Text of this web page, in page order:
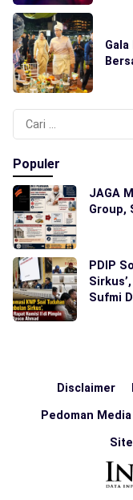
Gala
Cari
untuk:
Populer
JAGA
Group,
PDIP
Sufmi
Disclaimer
Pedoman